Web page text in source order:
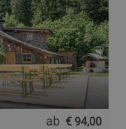
ab € 94,00